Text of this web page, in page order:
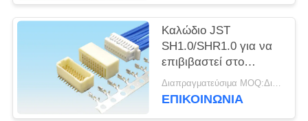
βουλωμάτων
Καλώδιο JST
SH1.0/SHR1.0 για να
επιβιβαστεί στο
συνδετήρα 1.0mm
καρφίτσα 2 - 16
Διαπραγματεύσιμα MOQ:Διαπραγματεύσιμο
ΕΠΙΚΟΙΝΩΝΙΑ